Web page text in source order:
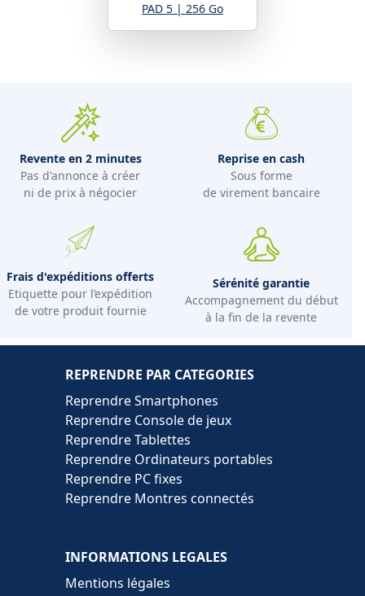
PAD 5 | 256 Go
Revente en 2 minutes
Pas d'annonce à créer
ni de prix à négocier
Reprise en cash
Sous forme
de virement bancaire
Frais d'expéditions offerts
Etiquette pour l’expédition
de votre produit fournie
Sérénité garantie
Accompagnement du début
à la fin de la revente
REPRENDRE PAR CATEGORIES
Reprendre Smartphones
Reprendre Console de jeux
Reprendre Tablettes
Reprendre Ordinateurs portables
Reprendre PC fixes
Reprendre Montres connectés
INFORMATIONS LEGALES
Mentions légales